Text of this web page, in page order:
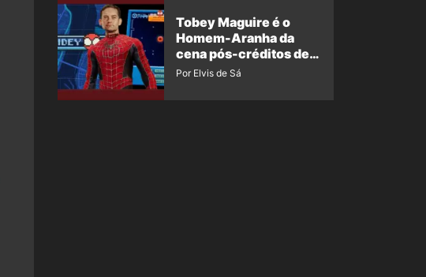
Tobey Maguire é o
Homem-Aranha da
cena pós-créditos de
Um Novo Dia?
Por Elvis de Sá